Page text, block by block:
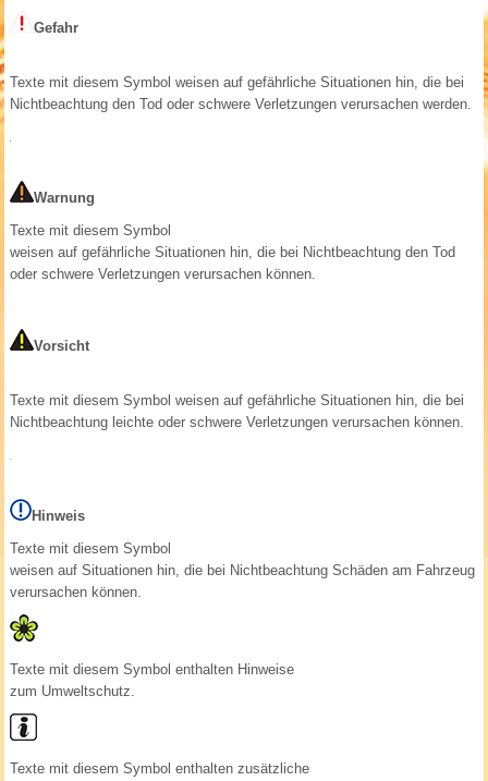
Gefahr
Texte mit diesem Symbol weisen auf gefährliche Situationen hin, die bei
Nichtbeachtung den Tod oder schwere Verletzungen verursachen werden.
Warnung
Texte mit diesem Symbol
weisen auf gefährliche Situationen hin, die bei Nichtbeachtung den Tod
oder schwere Verletzungen verursachen können.
Vorsicht
Texte mit diesem Symbol weisen auf gefährliche Situationen hin, die bei
Nichtbeachtung leichte oder schwere Verletzungen verursachen können.
Hinweis
Texte mit diesem Symbol
weisen auf Situationen hin, die bei Nichtbeachtung Schäden am Fahrzeug
verursachen können.
Texte mit diesem Symbol enthalten Hinweise
zum Umweltschutz.
Texte mit diesem Symbol enthalten zusätzliche